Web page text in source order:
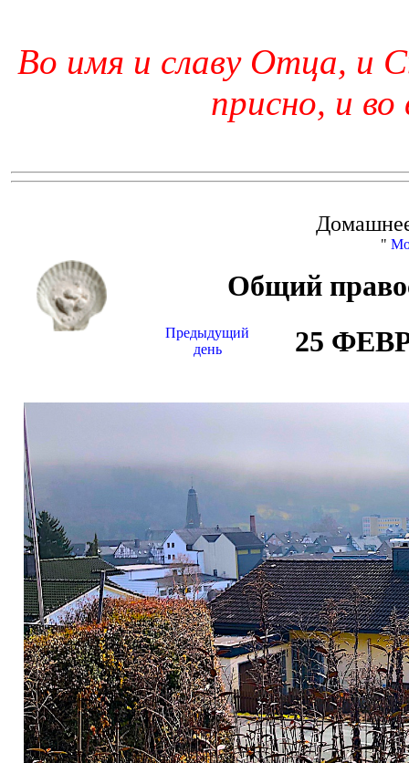
Во имя и славу Отца, и
присно, и во
"
Общий
Предыдущий
день
25